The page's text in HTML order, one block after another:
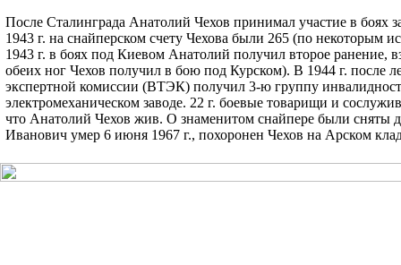
После Сталинграда Анатолий Чехов принимал участие в боях
1943 г. на снайперском счету Чехова были 265 (по
1943 г. в боях под Киевом Анатолий получил второе ранение,
обеих ног Чехов получил в бою под Курском). В 1944 г. после
экспертной комиссии (ВТЭК) получил 3-ю группу
электромеханическом заводе. 22 г. боевые товарищи и
что Анатолий Чехов жив. О знаменитом снайпере были сняты
Иванович умер 6 июня 1967 г., похоронен Чехов на Арском